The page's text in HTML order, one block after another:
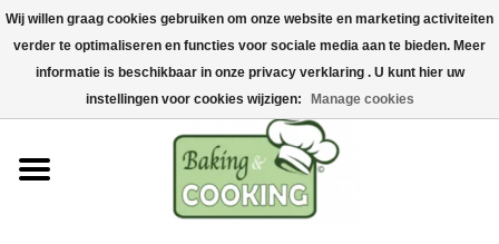
Home
Bak-& kookgerei
Machines & onderdelen
Chocolade & ijsbereiding
Wij willen graag cookies gebruiken om onze website en marketing activiteiten
verder te optimaliseren en functies voor sociale media aan te bieden. Meer
informatie is beschikbaar in onze privacy verklaring . U kunt hier uw
instellingen voor cookies wijzigen:
Manage cookies